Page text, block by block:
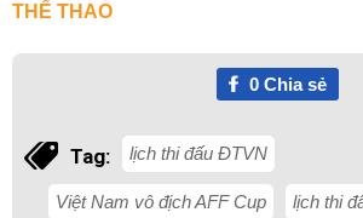
THỂ THAO
0Chia sẻ
Tag: lịch thi đấu ĐTVN
Việt Nam vô địch AFF Cup lịch thi